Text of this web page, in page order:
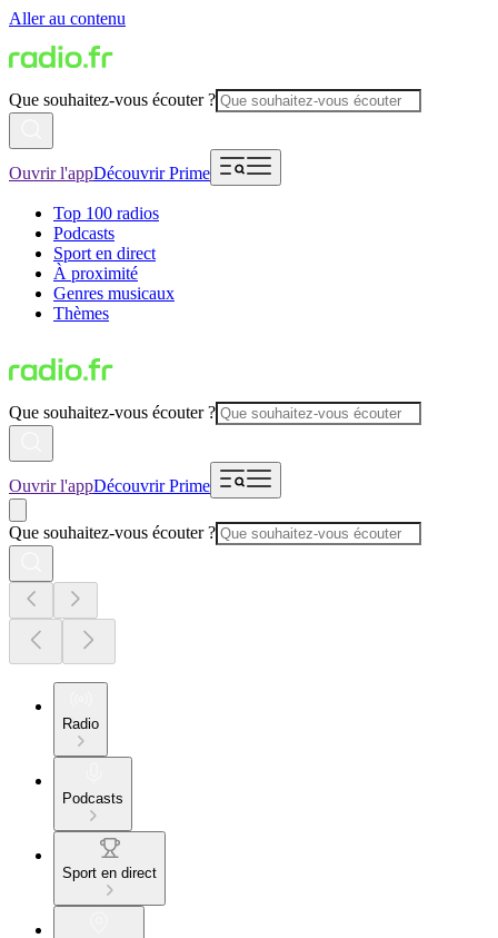
Aller au contenu
Que souhaitez-vous écouter ?
Ouvrir l'appDécouvrir Prime
Top 100 radios
Podcasts
Sport en direct
À proximité
Genres musicaux
Thèmes
Que souhaitez-vous écouter ?
Ouvrir l'appDécouvrir Prime
Que souhaitez-vous écouter ?
Radio
Podcasts
Sport en direct